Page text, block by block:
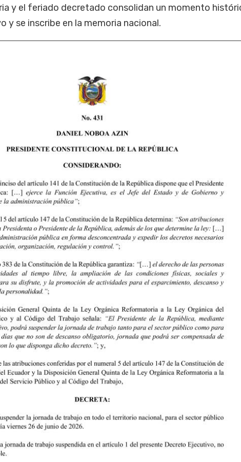
y el feriado decretado consolidan un momento
y se inscribe en la memoria nacional.